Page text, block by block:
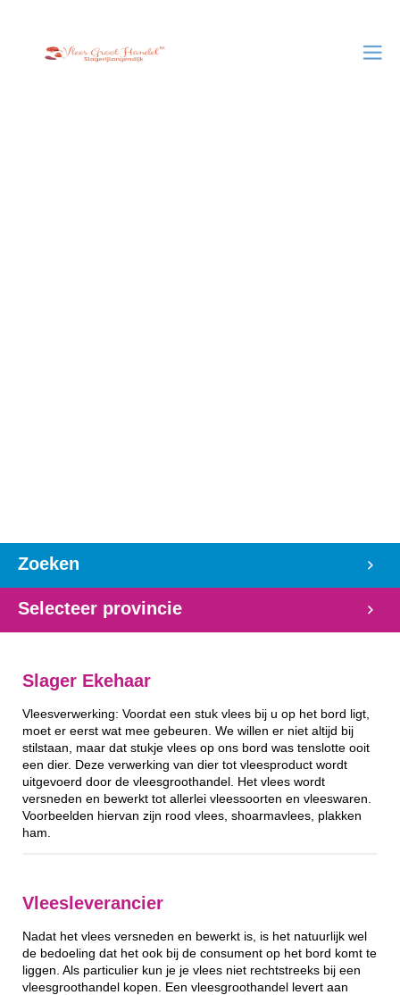
Zoeken
Selecteer provincie
Slager Ekehaar
Vleesverwerking: Voordat een stuk vlees bij u op het bord ligt,
moet er eerst wat mee gebeuren. We willen er niet altijd bij
stilstaan, maar dat stukje vlees op ons bord was tenslotte ooit
een dier. Deze verwerking van dier tot vleesproduct wordt
uitgevoerd door de vleesgroothandel. Het vlees wordt
versneden en bewerkt tot allerlei vleessoorten en vleeswaren.
Voorbeelden hiervan zijn rood vlees, shoarmavlees, plakken
ham.
Vleesleverancier
Nadat het vlees versneden en bewerkt is, is het natuurlijk wel
de bedoeling dat het ook bij de consument op het bord komt te
liggen. Als particulier kun je je vlees niet rechtstreeks bij een
vleesgroothandel kopen. Een vleesgroothandel levert aan